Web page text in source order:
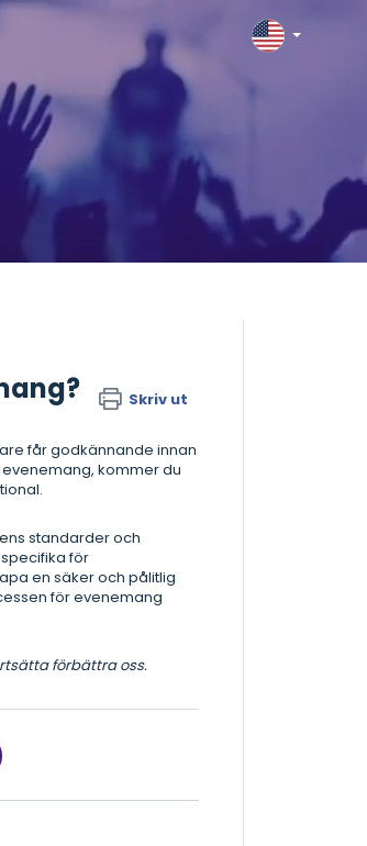
Skriv ut
får godkännande innan
kommer du
standarder och
för
en säker och pålitlig
för evenemang
förbättra oss.